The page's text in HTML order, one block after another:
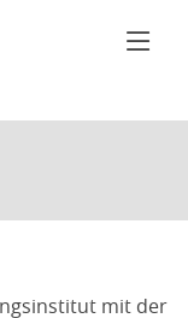
mit der